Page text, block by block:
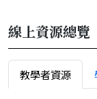
線上資源總覽
教學者資源